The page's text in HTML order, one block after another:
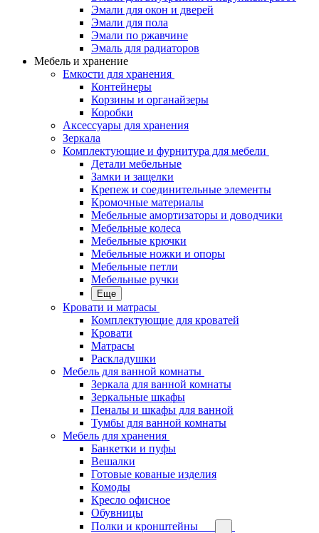
Эмали для окон и дверей
Эмали для пола
Эмали по ржавчине
Эмаль для радиаторов
Мебель и хранение
Емкости для хранения
Контейнеры
Корзины и органайзеры
Коробки
Аксессуары для хранения
Зеркала
Комплектующие и фурнитура для мебели
Детали мебельные
Замки и защелки
Крепеж и соединительные элементы
Кромочные материалы
Мебельные амортизаторы и доводчики
Мебельные колеса
Мебельные крючки
Мебельные ножки и опоры
Мебельные петли
Мебельные ручки
Еще
Кровати и матрасы
Комплектующие для кроватей
Кровати
Матрасы
Раскладушки
Мебель для ванной комнаты
Зеркала для ванной комнаты
Зеркальные шкафы
Пеналы и шкафы для ванной
Тумбы для ванной комнаты
Мебель для хранения
Банкетки и пуфы
Вешалки
Готовые кованые изделия
Комоды
Кресло офисное
Обувницы
Полки и кронштейны